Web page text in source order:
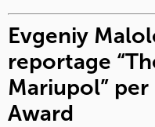
Evgeniy
reportage
Mariupol”
Award